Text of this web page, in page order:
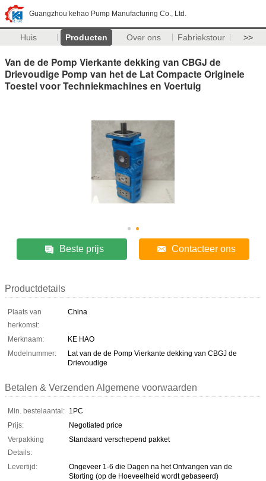
Guangzhou kehao Pump Manufacturing Co., Ltd.
Huis Producten Over ons Fabriekstour >>
Van de de Pomp Vierkante dekking van CBGJ de
Drievoudige Pomp van het de Lat Compacte Originele
Toestel voor Techniekmachines en Voertuig
Beste prijs Contacteer ons
Productdetails
Plaats van
herkomst:
China
Merknaam:
KE HAO
Modelnummer:
Lat van de de Pomp Vierkante dekking van CBGJ de
Drievoudige
Betalen & Verzenden Algemene voorwaarden
Min. bestelaantal: 1PC
Prijs:
Negotiated price
Verpakking
Details:
Standaard verschepend pakket
Levertijd:
Ongeveer 1-6 die Dagen na het Ontvangen van de
Storting (op de Hoeveelheid wordt gebaseerd)